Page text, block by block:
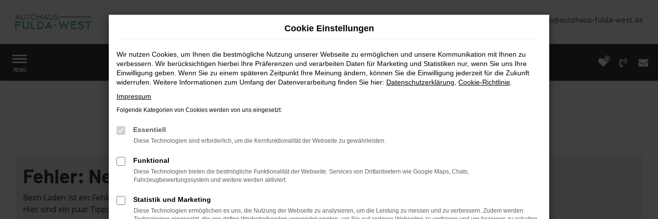
Zum
Hauptinhalt
info@autohaus-fulda-west.de
MENÜ
0
Startseite Fahrzeugmarkt
Fehler: Network Error
Beim Laden ist ein Fehler aufgetreten.
Hier sind ein paar Tipps, die dir helfen können:
Cookie Einstellungen
Wir nutzen Cookies, um Ihnen die bestmögliche Nutzung unserer Webseite zu ermöglichen und unsere Kommunikation mit Ihnen zu
verbessern. Wir berücksichtigen hierbei Ihre Präferenzen und verarbeiten Daten für Marketing und Statistiken nur, wenn Sie uns Ihre
Einwilligung geben. Wenn Sie zu einem späteren Zeitpunkt Ihre Meinung ändern, können Sie die Einwilligung jederzeit für die Zukunft
widerrufen. Weitere Informationen zum Umfang der Datenverarbeitung finden Sie hier: Datenschutzerklärung Cookie-Richtlinie
Impressum
Folgende Kategorien von Cookies werden von uns eingesetzt:
Essentiell
Diese Technologien sind erforderlich, um die Kernfunktionalität der Webseite zu gewährleisten.
Funktional
Diese Technologien bieten die bestmögliche Funktionalität der Webseite. Services von Drittanbietern wie Google Maps, Chats,
Fahrzeugbewertungssystem und weitere werden aktiviert.
Statistik und Marketing
Diese Technologien ermöglichen es uns, die Nutzung der Webseite zu analysieren, um die Leistung zu messen und zu verbessern. Zudem werden